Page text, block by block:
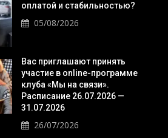
оплатой и стабильностью?
05/08/2026
Вас приглашают принять
участие в online-программе
клуба «Мы на связи».
Расписание 26.07.2026 —
31.07.2026
26/07/2026